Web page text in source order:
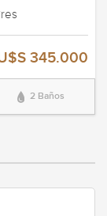
345.000
2 Baños